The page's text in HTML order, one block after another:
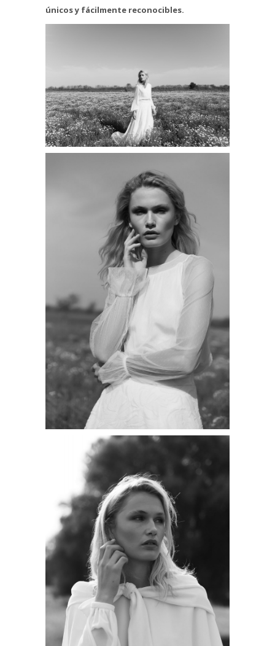
únicos y fácilmente reconocibles.